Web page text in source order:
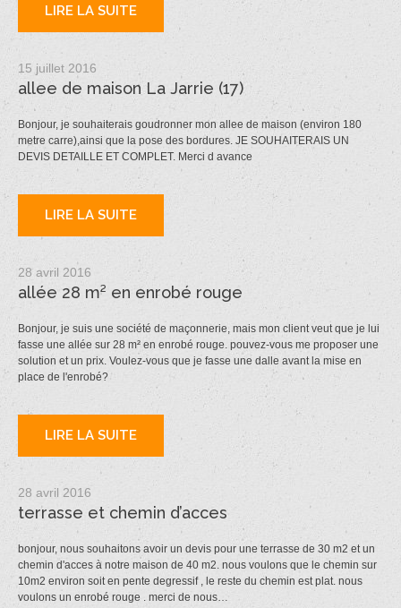
LIRE LA SUITE
15 juillet 2016
allee de maison La Jarrie (17)
Bonjour, je souhaiterais goudronner mon allee de maison (environ 180
metre carre),ainsi que la pose des bordures. JE SOUHAITERAIS UN
DEVIS DETAILLE ET COMPLET. Merci d avance
LIRE LA SUITE
28 avril 2016
allée 28 m² en enrobé rouge
Bonjour, je suis une société de maçonnerie, mais mon client veut que je lui
fasse une allée sur 28 m² en enrobé rouge. pouvez-vous me proposer une
solution et un prix. Voulez-vous que je fasse une dalle avant la mise en
place de l'enrobé?
LIRE LA SUITE
28 avril 2016
terrasse et chemin d’acces
bonjour, nous souhaitons avoir un devis pour une terrasse de 30 m2 et un
chemin d'acces à notre maison de 40 m2. nous voulons que le chemin sur
10m2 environ soit en pente degressif , le reste du chemin est plat. nous
voulons un enrobé rouge . merci de nous…